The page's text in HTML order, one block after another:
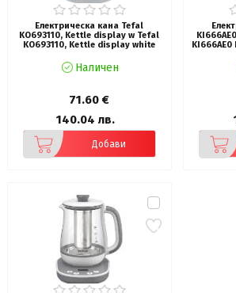
Електрическа кана Tefal
KO693110, Kettle display w Tefal
KO693110, Kettle display white
Наличен
71.60 €
140.04 лв.
Добави
KI666AE0